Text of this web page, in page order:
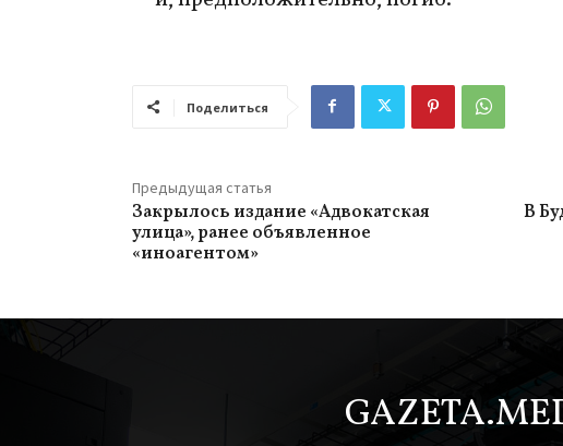
Поделиться
Предыдущая статья
Закрылось издание «Адвокатская
улица», ранее объявленное
«иноагентом»
В